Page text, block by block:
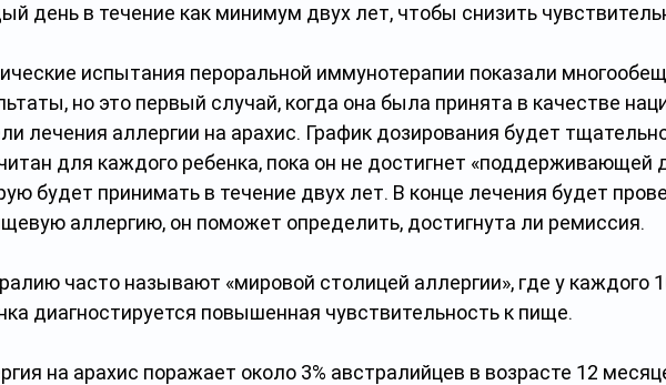
день в течение как минимум двух лет, чтобы снизить
испытания пероральной иммунотерапии показали
но это первый случай, когда она была принята в качестве
лечения аллергии на арахис. График дозирования будет
для каждого ребенка, пока он не достигнет «поддерживающей
будет принимать в течение двух лет. В конце лечения будет
аллергию, он поможет определить, достигнута ли ремиссия.
часто называют «мировой столицей аллергии», где у каждого
диагностируется повышенная чувствительность к пище.
на арахис поражает около 3% австралийцев в возрасте 12